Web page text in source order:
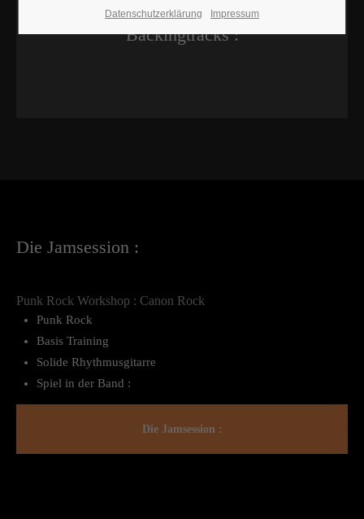
Backingtracks :
Die Jamsession :
Punk Rock Workshop : Canon Rock
Punk Rock
Basis Training
Solide Rhythmusgitarre
Spiel in der Band :
Die Jamsession :
Datenschutzerklärung Impressum